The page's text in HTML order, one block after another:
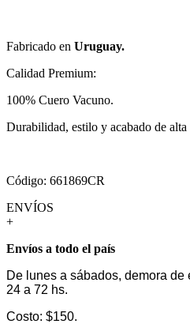
Fabricado en Uruguay.
Calidad Premium:
100% Cuero Vacuno.
Durabilidad, estilo y acabado de alta
Código: 661869CR
ENVÍOS
+
Envíos a todo el país
De lunes a sábados, demora
24 a 72 hs.
Costo: $150.